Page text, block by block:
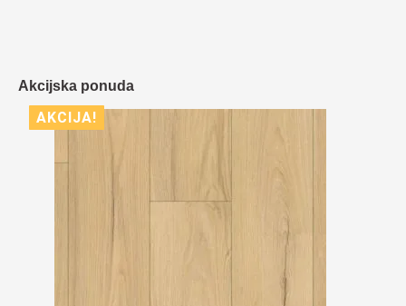
Akcijska ponuda
AKCIJA!
AKCIJA!
AKCIJA!
AKCIJA!